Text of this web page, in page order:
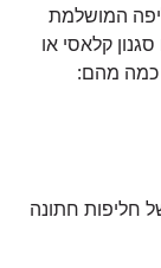
המושלמת
קלאסי או
מהם:
חתונה